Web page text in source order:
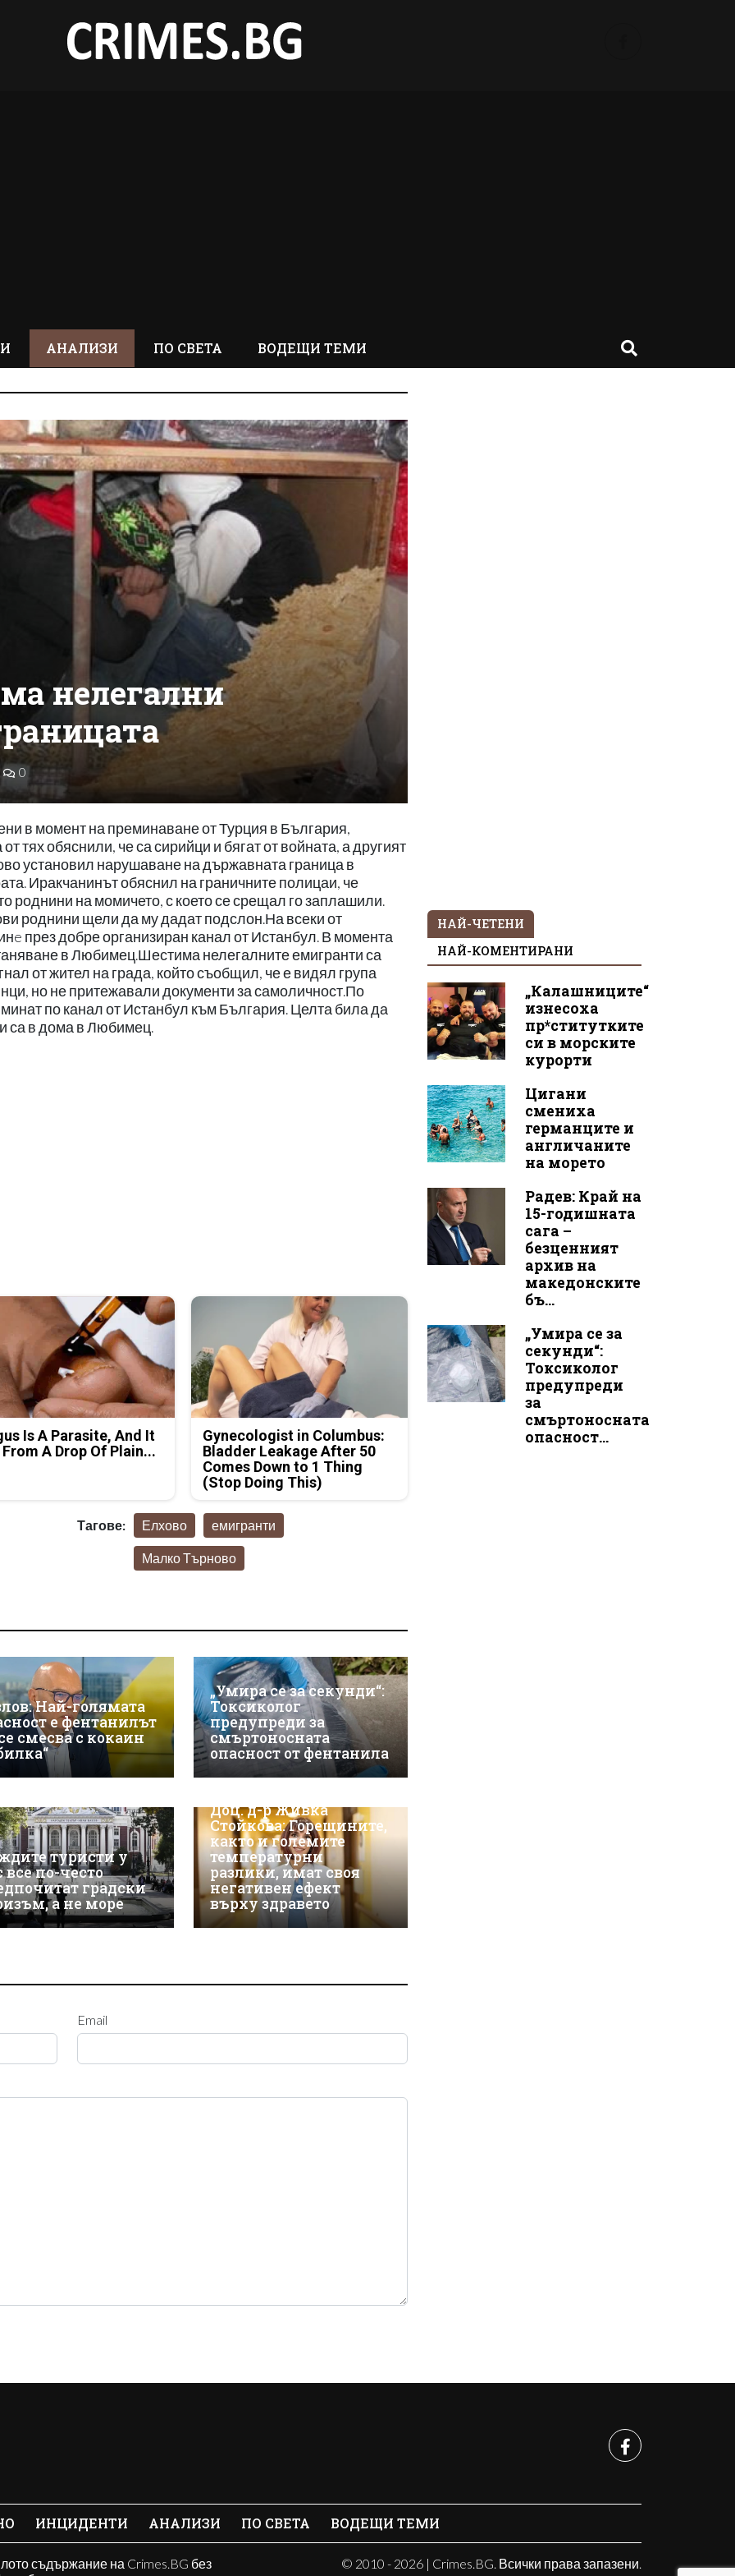
АНАЛИЗИ ПО СВЕТА ВОДЕЩИ ТЕМИ
нелегални
0
в момент на преминаване от Турция в България,
тях обяснили, че са сирийци и бягат от войната, а другият
установил нарушаване на държавната граница в
Иракчанинът обяснил на граничните полицаи, че
роднини на момичето, с което се срещал го заплашили.
роднини щели да му дадат подслон.На всеки от
през добре организиран канал от Истанбул. В момента
в Любимец.Шестима нелегалните емигранти са
от жител на града, който съобщил, че е видял група
но не притежавали документи за самоличност.По
по канал от Истанбул към България. Целта била да
са в дома в Любимец.
Is A Parasite, And It
From A Drop Of Plain...
Gynecologist in Columbus:
Bladder Leakage After 50
Comes Down to 1 Thing
(Stop Doing This)
Тагове: Елхово емигранти
Малко Търново
Най-голямата
е фентанилът
смесва с кокаин
„Умира се за секунди“:
Токсиколог
предупреди за
смъртоносната
опасност от фентанила
туристи у
все по-често
градски
а не море
Доц. д-р Живка
Стойкова: Горещините,
както и големите
температурни
разлики, имат своя
негативен ефект
върху здравето
Email
НАЙ-ЧЕТЕНИ
НАЙ-КОМЕНТИРАНИ
„Калашниците“
изнесоха
пр*ститутките
си в морските
курорти
Цигани
смениха
германците и
англичаните
на морето
Радев: Край на
15-годишната
сага –
безценният
архив на
македонските
бъ...
„Умира се за
секунди“:
Токсиколог
предупреди
за
смъртоносната
опасност...
ИНЦИДЕНТИ АНАЛИЗИ ПО СВЕТА ВОДЕЩИ ТЕМИ
съдържание на Crimes.BG без
© 2010 - 2026 | Crimes.BG. Всички права запазени.